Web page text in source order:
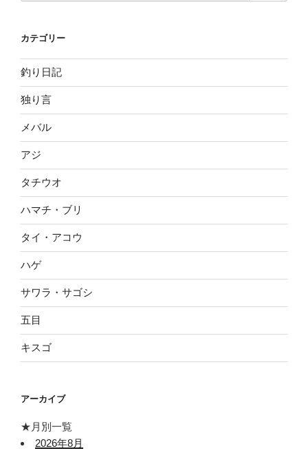
カテゴリー
釣り日記
独り言
メバル
アジ
タチウオ
ハマチ・ブリ
タイ・アコウ
ハゲ
サワラ・サゴシ
五目
キスゴ
アーカイブ
★月別一覧
2026年8月